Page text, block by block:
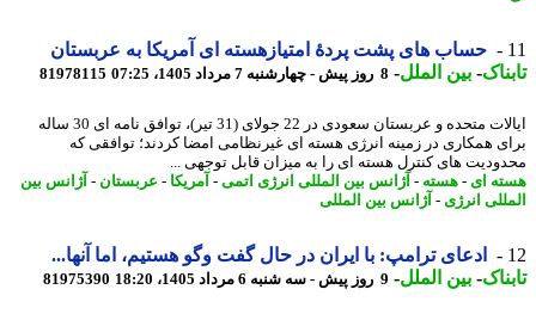
حساب های پشت پردهٔ امتیازهسته ای آمریکا به عربستان
-بین الملل-8 روز پیش - چهارشنبه 7 مرداد 1405، 07:25 81978115
ایالات متحده و عربستان سعودی در 22 جولای (31 تیر)، توافق نامه ای 30 ساله
همکاری در زمینه انرژی هسته ای غیرنظامی امضا کردند؛ توافقی که
های کنترل هسته ای را به میزان قابل توجهی ...
ای- هسته-آژانس بین المللی انرژی اتمی -آمریکا- عربستان-آژانس بین
انرژی-آژانس بین المللی
ادعای ترامپ: با ایران در حال گفت وگو هستیم، اما آنها...
-بین الملل-9 روز پیش - سه شنبه 6 مرداد 1405، 18:20 81975390